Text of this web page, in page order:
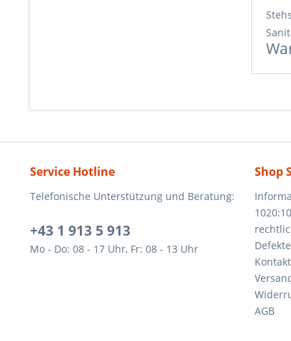
Service Hotline
Telefonische Unterstützung und Beratung:
+43 1 913 5 913
Mo - Do: 08 - 17 Uhr, Fr: 08 - 13 Uhr
Shop
Kontakt
AGB